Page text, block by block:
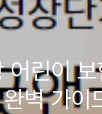
어린이 보
벽 가이